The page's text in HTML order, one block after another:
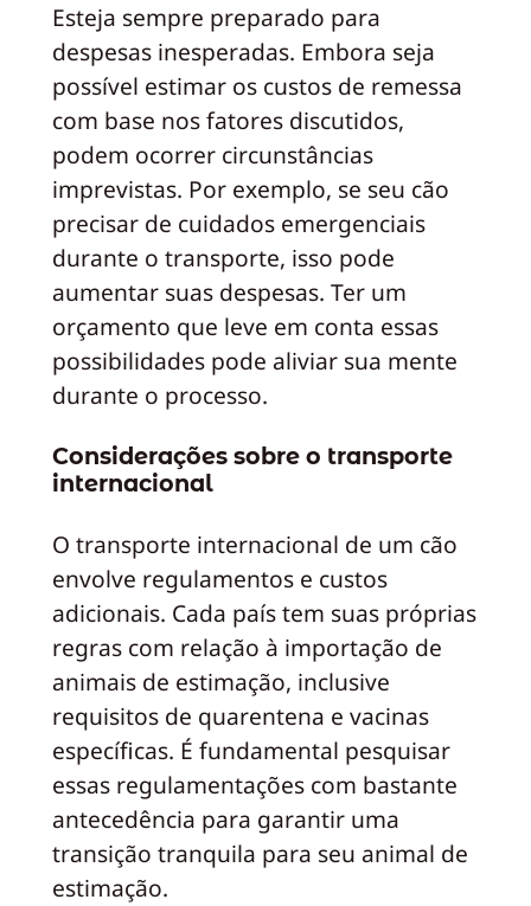
Esteja sempre preparado para
despesas inesperadas. Embora seja
possível estimar os custos de remessa
com base nos fatores discutidos,
podem ocorrer circunstâncias
imprevistas. Por exemplo, se seu cão
precisar de cuidados emergenciais
durante o transporte, isso pode
aumentar suas despesas. Ter um
orçamento que leve em conta essas
possibilidades pode aliviar sua mente
durante o processo.
Considerações sobre o transporte
internacional
O transporte internacional de um cão
envolve regulamentos e custos
adicionais. Cada país tem suas próprias
regras com relação à importação de
animais de estimação, inclusive
requisitos de quarentena e vacinas
específicas. É fundamental pesquisar
essas regulamentações com bastante
antecedência para garantir uma
transição tranquila para seu animal de
estimação.